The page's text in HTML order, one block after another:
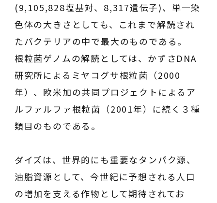
(9,105,828塩基対、8,317遺伝子)、単一染
色体の大きさとしても、これまで解読され
たバクテリアの中で最大のものである。
根粒菌ゲノムの解読としては、かずさDNA
研究所によるミヤコグサ根粒菌（2000
年）、欧米加の共同プロジェクトによるア
ルファルファ根粒菌（2001年）に続く３種
類目のものである。
ダイズは、世界的にも重要なタンパク源、
油脂資源として、今世紀に予想される人口
の増加を支える作物として期待されてお